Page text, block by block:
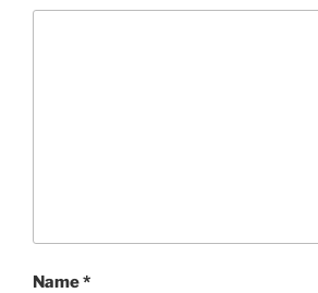
Name*